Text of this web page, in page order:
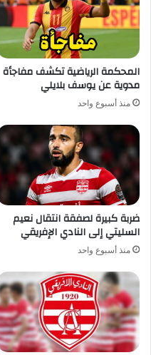
المحكمة الرياضية تكشف مفاجأة
مدوية عن يوسف بلايلي
منذ أسبوع واحد
ضربة كبيرة لصفقة انتقال نعيم
السليتي إلى النادي الإفريقي
منذ أسبوع واحد